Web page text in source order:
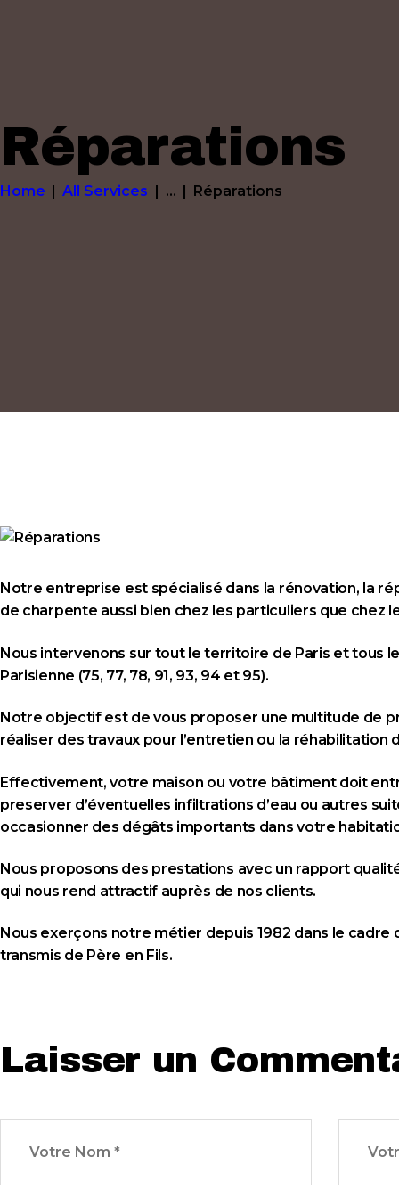
Réparations
Home All Services ... Réparations
Notre entreprise est spécialisé dans la rénovation, la
de charpente aussi bien chez les particuliers que chez
Nous intervenons sur tout le territoire de Paris et tous
Parisienne (75, 77, 78, 91, 93, 94 et 95).
Notre objectif est de vous proposer une multitude de
réaliser des travaux pour l’entretien ou la
Effectivement, votre maison ou votre bâtiment doit
preserver d’éventuelles infiltrations d’eau ou autres
occasionner des dégâts importants dans votre
Nous proposons des prestations avec un rapport
qui nous rend attractif auprès de nos clients.
Nous exerçons notre métier depuis 1982 dans le cadre
transmis de Père en Fils.
Laisser un